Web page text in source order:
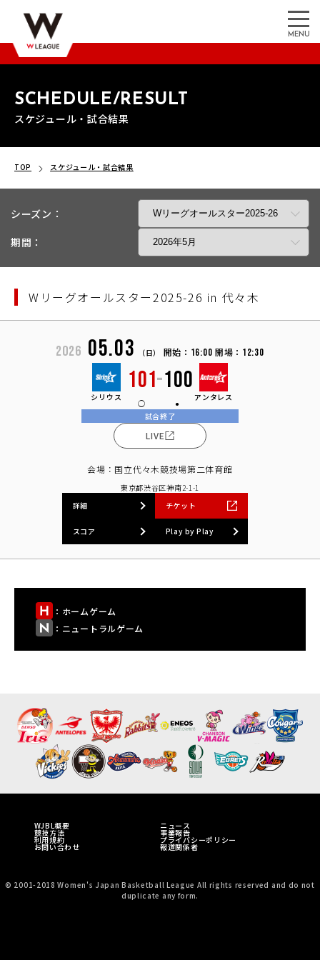
MENU
SCHEDULE/RESULT
スケジュール・試合結果
TOP スケジュール・試合結果
シーズン：
期間：
Wリーグオールスター2025-26 in 代々木
2026 05.03 （日） 開始： 16:00 開場： 12:30
シリウス
101-100
アンタレス
試合終了
LIVE
会場：国立代々木競技場第二体育館
東京都渋谷区神南2-1-1
詳細
チケット
スコア Play by Play
：ホームゲーム
：ニュートラルゲーム
WJBL概要 ニュース
競技方法 事業報告
利用規約 プライバシーポリシー
お問い合わせ 報道関係者
© 2001-2018 Women's Japan Basketball League All rights reserved and do not
duplicate any form.